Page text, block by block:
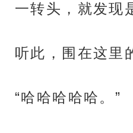
一转头，就发现
听此，围在这里
“哈哈哈哈哈。”